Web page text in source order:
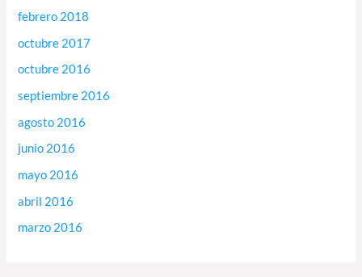
febrero 2018
octubre 2017
octubre 2016
septiembre 2016
agosto 2016
junio 2016
mayo 2016
abril 2016
marzo 2016